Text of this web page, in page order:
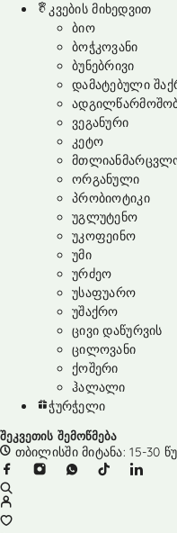
კვების მიხედვით
ბიო
ბოჭკოვანი
ბუნებრივი
დამატებული
ვეგანური
კეტო
ორგანული
პრობიოტიკი
უგლუტენო
უკოფეინო
უმი
ურძეო
უსაფუარო
უშაქრო
ცივი დაწურვის
ცილოვანი
ქოშერი
ჰალალი
ჭურჭელი
შეკვეთის შემოწმება
თბილისში მიტანა: 15-30